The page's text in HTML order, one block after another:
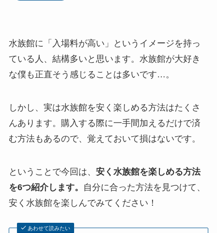
水族館に「入場料が高い」というイメージを持っ
ている人、結構多いと思います。水族館が大好き
な僕も正直そう感じることは多いです…。
しかし、実は水族館を安く楽しめる方法はたくさ
んあります。購入する際に一手間加えるだけで済
む方法もあるので、覚えておいて損はないです。
ということで今回は、 安く水族館を楽しめる方法
を6つ紹介します。
自分に合った方法を見つけて、
安く水族館を楽しんでみてください！
あわせて読みたい